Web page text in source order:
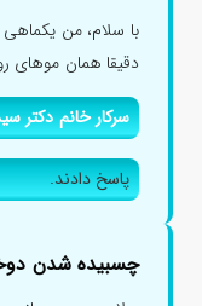
با سلام، من
دقیقا همان موهای
سرکار خانم دکتر
پاسخ دادند.
چسبیده شدن